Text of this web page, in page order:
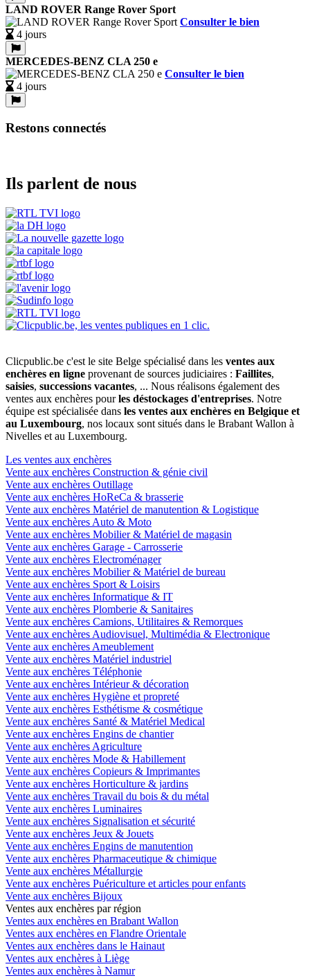
LAND ROVER Range Rover Sport
Consulter le bien
4 jours
MERCEDES-BENZ CLA 250 e
Consulter le bien
4 jours
Restons connectés
Ils parlent de nous
Clicpublic.be c'est le site Belge spécialisé dans les ventes aux
enchères en ligne provenant de sources judiciaires : Faillites,
saisies, successions vacantes, ... Nous réalisons également des
ventes aux enchères pourles déstockages d'entreprises. Notre
équipe est spécialisée dans les ventes aux enchères en Belgique et
au Luxembourg, nos locaux sont situés dans le Brabant Wallon à
Nivelles et au Luxembourg.
Les ventes aux enchères
Vente aux enchères Construction & génie civil
Vente aux enchères Outillage
Vente aux enchères HoReCa & brasserie
Vente aux enchères Matériel de manutention & Logistique
Vente aux enchères Auto & Moto
Vente aux enchères Mobilier & Matériel de magasin
Vente aux enchères Garage - Carrosserie
Vente aux enchères Electroménager
Vente aux enchères Mobilier & Matériel de bureau
Vente aux enchères Sport & Loisirs
Vente aux enchères Informatique & IT
Vente aux enchères Plomberie & Sanitaires
Vente aux enchères Camions, Utilitaires & Remorques
Vente aux enchères Audiovisuel, Multimédia & Electronique
Vente aux enchères Ameublement
Vente aux enchères Matériel industriel
Vente aux enchères Téléphonie
Vente aux enchères Intérieur & décoration
Vente aux enchères Hygiène et propreté
Vente aux enchères Esthétisme & cosmétique
Vente aux enchères Santé & Matériel Medical
Vente aux enchères Engins de chantier
Vente aux enchères Agriculture
Vente aux enchères Mode & Habillement
Vente aux enchères Copieurs & Imprimantes
Vente aux enchères Horticulture & jardins
Vente aux enchères Travail du bois & du métal
Vente aux enchères Luminaires
Vente aux enchères Signalisation et sécurité
Vente aux enchères Jeux & Jouets
Vente aux enchères Engins de manutention
Vente aux enchères Pharmaceutique & chimique
Vente aux enchères Métallurgie
Vente aux enchères Puériculture et articles pour enfants
Vente aux enchères Bijoux
Ventes aux enchères par région
Ventes aux enchères en Brabant Wallon
Ventes aux enchères en Flandre Orientale
Ventes aux enchères dans le Hainaut
Ventes aux enchères à Liège
Ventes aux enchères à Namur